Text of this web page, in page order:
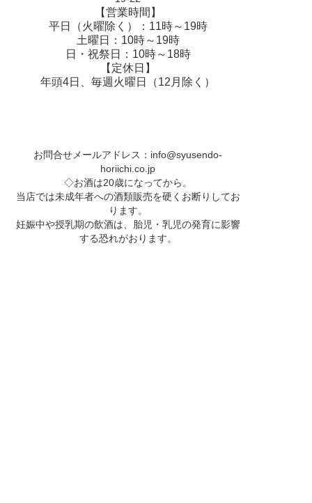
【営業時間】
平日（火曜除く）：11時～19時
土曜日：10時～19時
日・祝祭日：10時～18時
【定休日】
年頭4日、毎週火曜日（12月除く）
お問合せメールアドレス： info@syusendo-
horiichi.co.jp
◇お酒は20歳になってから。
当店では未成年者への酒類販売を硬くお断りしてお
ります。
妊娠中や授乳期の飲酒は、胎児・乳児の発育に影響
する恐れがおります。